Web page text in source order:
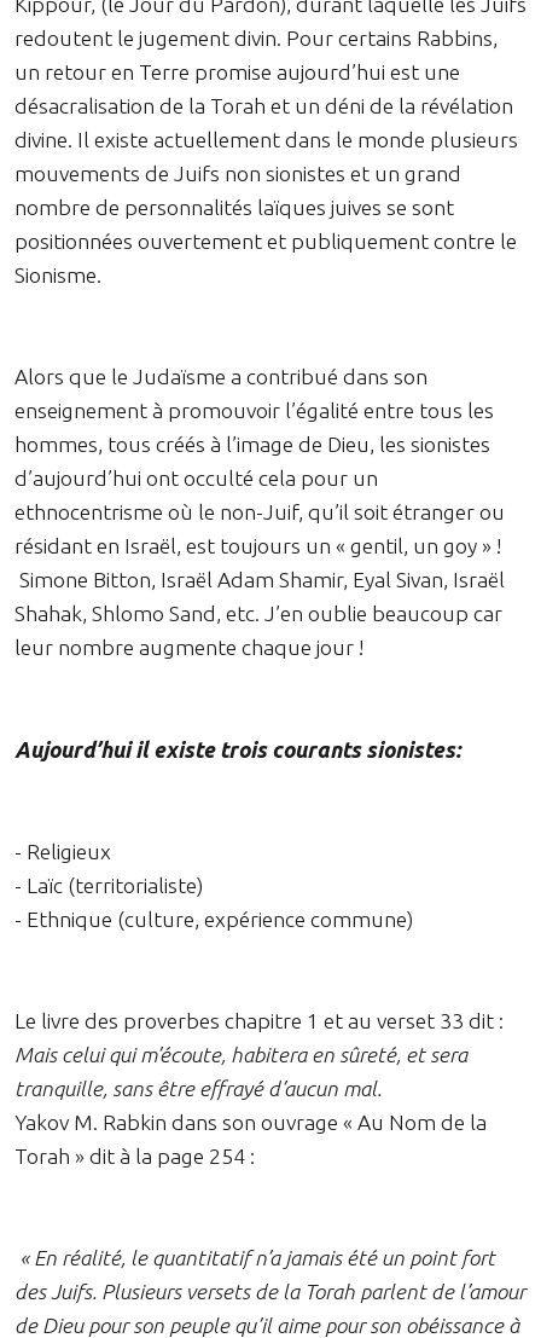
redoutent le jugement divin. Pour certains Rabbins,
un retour en Terre promise aujourd’hui est une
désacralisation de la Torah et un déni de la révélation
divine. Il existe actuellement dans le monde plusieurs
mouvements de Juifs non sionistes et un grand
nombre de personnalités laïques juives se sont
positionnées ouvertement et publiquement contre le
Sionisme.
Alors que le Judaïsme a contribué dans son
enseignement à promouvoir l’égalité entre tous les
hommes, tous créés à l’image de Dieu, les sionistes
d’aujourd’hui ont occulté cela pour un
ethnocentrisme où le non-Juif, qu’il soit étranger ou
résidant en Israël, est toujours un « gentil, un goy » !
Simone Bitton, Israël Adam Shamir, Eyal Sivan, Israël
Shahak, Shlomo Sand, etc. J’en oublie beaucoup car
leur nombre augmente chaque jour !
Aujourd’hui il existe trois courants sionistes:
- Religieux
- Laïc (territorialiste)
- Ethnique (culture, expérience commune)
Le livre des proverbes chapitre 1 et au verset 33 dit :
Mais celui qui m’écoute, habitera en sûreté, et sera
tranquille, sans être effrayé d’aucun mal.
Yakov M. Rabkin dans son ouvrage « Au Nom de la
Torah » dit à la page 254 :
« En réalité, le quantitatif n’a jamais été un point fort
des Juifs. Plusieurs versets de la Torah parlent de l’amour
de Dieu pour son peuple qu’il aime pour son obéissance à